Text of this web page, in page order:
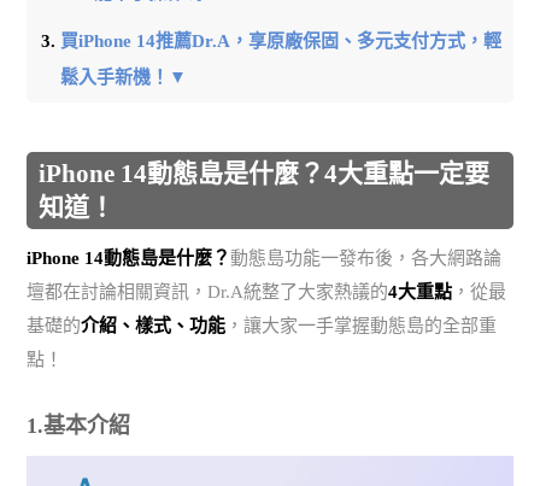
買iPhone 14推薦Dr.A，享原廠保固、多元支付方式，輕
鬆入手新機！▼
iPhone 14動態島是什麼？4大重點一定要
知道！
iPhone 14動態島是什麼？動態島功能一發布後，各大網路論
壇都在討論相關資訊，Dr.A統整了大家熱議的4大重點 ，從最
基礎的介紹、樣式、功能 ，讓大家一手掌握動態島的全部重
點！
1.基本介紹